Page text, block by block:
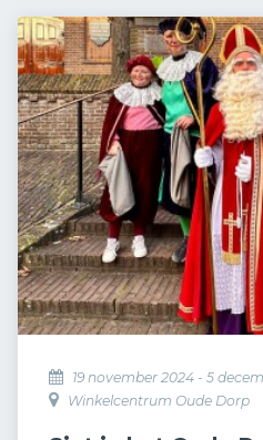
19 november 2024 - 5
Winkelcentrum Oude Dorp